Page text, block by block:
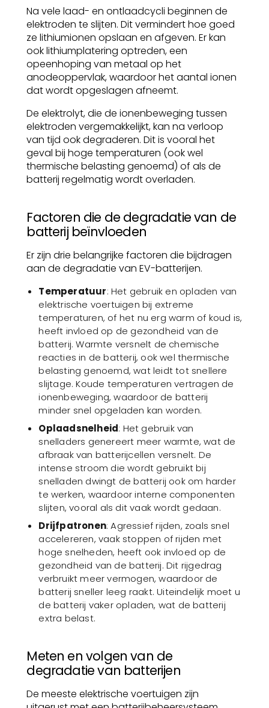
Na vele laad- en ontlaadcycli beginnen de
elektroden te slijten. Dit vermindert hoe goed
ze lithiumionen opslaan en afgeven. Er kan
ook lithiumplatering optreden, een
opeenhoping van metaal op het
anodeoppervlak, waardoor het aantal ionen
dat wordt opgeslagen afneemt.
De elektrolyt, die de ionenbeweging tussen
elektroden vergemakkelijkt, kan na verloop
van tijd ook degraderen. Dit is vooral het
geval bij hoge temperaturen (ook wel
thermische belasting genoemd) of als de
batterij regelmatig wordt overladen.
Factoren die de degradatie van de
batterij beïnvloeden
Er zijn drie belangrijke factoren die bijdragen
aan de degradatie van EV-batterijen.
Temperatuur: Het gebruik en opladen van
elektrische voertuigen bij extreme
temperaturen, of het nu erg warm of koud is,
heeft invloed op de gezondheid van de
batterij. Warmte versnelt de chemische
reacties in de batterij, ook wel thermische
belasting genoemd, wat leidt tot snellere
slijtage. Koude temperaturen vertragen de
ionenbeweging, waardoor de batterij
minder snel opgeladen kan worden.
Oplaadsnelheid: Het gebruik van
snelladers genereert meer warmte, wat de
afbraak van batterijcellen versnelt. De
intense stroom die wordt gebruikt bij
snelladen dwingt de batterij ook om harder
te werken, waardoor interne componenten
slijten, vooral als dit vaak wordt gedaan.
Drijfpatronen: Agressief rijden, zoals snel
accelereren, vaak stoppen of rijden met
hoge snelheden, heeft ook invloed op de
gezondheid van de batterij. Dit rijgedrag
verbruikt meer vermogen, waardoor de
batterij sneller leeg raakt. Uiteindelijk moet u
de batterij vaker opladen, wat de batterij
extra belast.
Meten en volgen van de
degradatie van batterijen
De meeste elektrische voertuigen zijn